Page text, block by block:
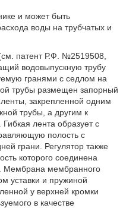
и может быть
воды на трубчатых и
патент Р.Ф. №2519508,
водовыпускную трубу
гранями с седлом на
трубы размещен запорный
закрепленной одним
трубы, а другим к
лента образует с
полость с
грани. Регулятор также
которого соединена
Мембрана мембранного
уставки и пружиной
у верхней кромки
в качестве